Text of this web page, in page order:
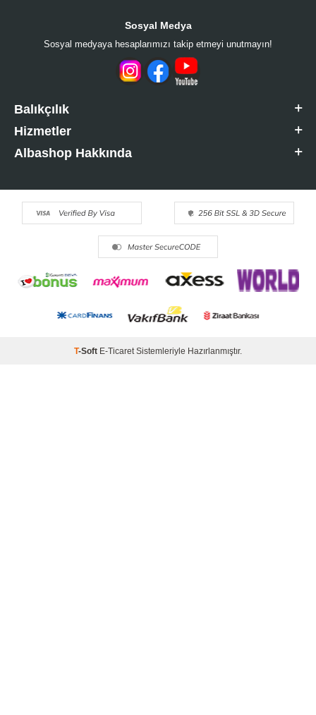
Sosyal Medya
Sosyal medyaya hesaplarımızı takip etmeyi unutmayın!
Balıkçılık
Hizmetler
Albashop Hakkında
T-Soft E-TicaretSistemleriyle Hazırlanmıştır.